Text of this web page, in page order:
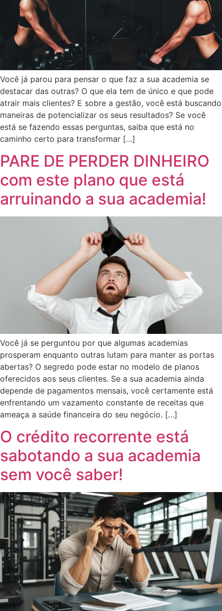
Você já parou para pensar o que faz a sua academia se
destacar das outras? O que ela tem de único e que pode
atrair mais clientes? E sobre a gestão, você está buscando
maneiras de potencializar os seus resultados? Se você
está se fazendo essas perguntas, saiba que está no
caminho certo para transformar […]
PARE DE PERDER DINHEIRO
com este plano que está
arruinando a sua academia!
Você já se perguntou por que algumas academias
prosperam enquanto outras lutam para manter as portas
abertas? O segredo pode estar no modelo de planos
oferecidos aos seus clientes. Se a sua academia ainda
depende de pagamentos mensais, você certamente está
enfrentando um vazamento constante de receitas que
ameaça a saúde financeira do seu negócio. […]
O crédito recorrente está
sabotando a sua academia
sem você saber!